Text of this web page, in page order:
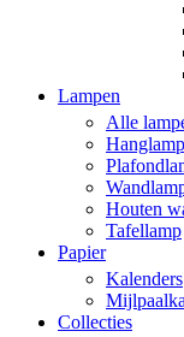
Lampen
Alle
Houten
Tafellamp
Papier
Kalenders
Collecties